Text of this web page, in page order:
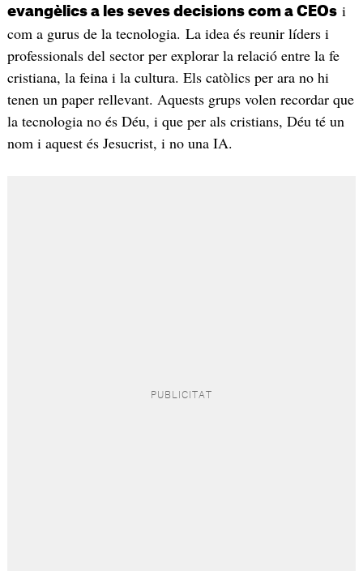
evangèlics a les seves decisions com a CEOsi
com a gurus de la tecnologia. La idea és reunir líders i
professionals del sector per explorar la relació entre la fe
cristiana, la feina i la cultura. Els catòlics per ara no hi
tenen un paper rellevant. Aquests grups volen recordar que
la tecnologia no és Déu, i que per als cristians, Déu té un
nom i aquest és Jesucrist, i no una IA.